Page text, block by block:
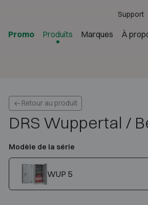
Support
Promo Produits Marques À
Retour au produit
DRS Wuppertal /
Modèle de la série
WUP 5